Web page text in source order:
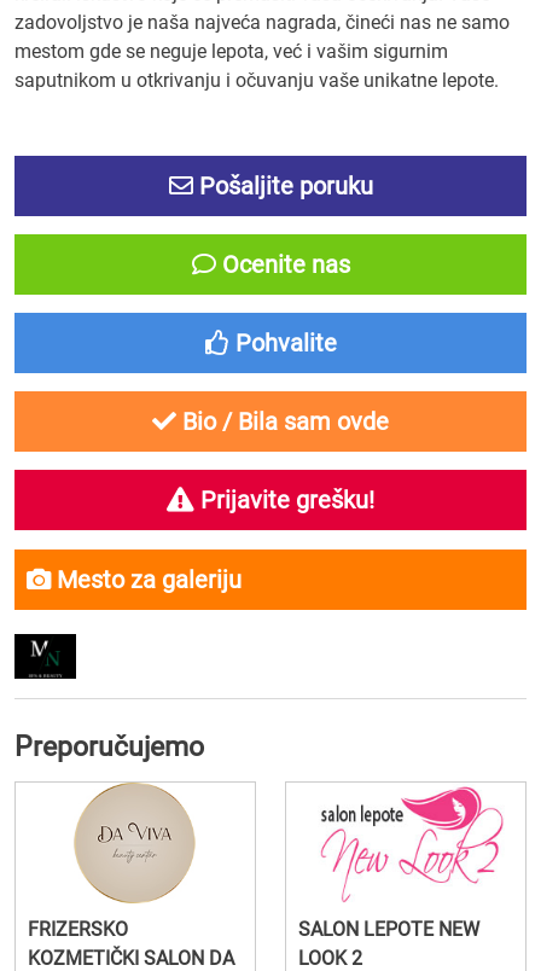
zadovoljstvo je naša najveća nagrada, čineći nas ne samo
mestom gde se neguje lepota, već i vašim sigurnim
saputnikom u otkrivanju i očuvanju vaše unikatne lepote.
Pošaljite poruku
Ocenite nas
Pohvalite
Bio / Bila sam ovde
Prijavite grešku!
Mesto za galeriju
Preporučujemo
FRIZERSKO
KOZMETIČKI SALON DA
SALON LEPOTE NEW
LOOK 2